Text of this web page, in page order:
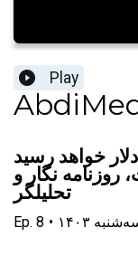
Play
اگر جنگ شود قیمت نفت به ۱۵۰ دلار خواهد رسید
روزنامه نگار و
تحلیلگر
Ep. 8 •